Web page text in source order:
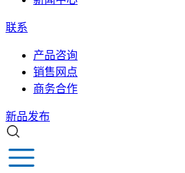
联系
产品咨询
销售网点
商务合作
新品发布